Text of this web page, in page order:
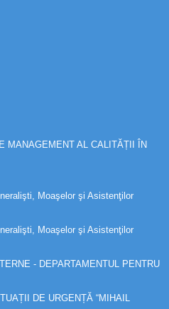
MANAGEMENT AL CALITĂȚII ÎN
Moaşelor şi Asistenţilor
Moaşelor şi Asistenţilor
- DEPARTAMENTUL PENTRU
DE URGENȚĂ “MIHAIL